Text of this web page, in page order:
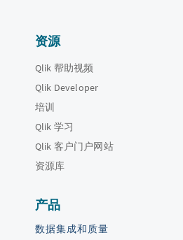
资源
Qlik 帮助视频
Qlik Developer
培训
Qlik 学习
Qlik 客户门户网站
资源库
产品
数据集成和质量